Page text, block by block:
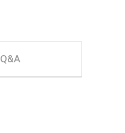
Q&A